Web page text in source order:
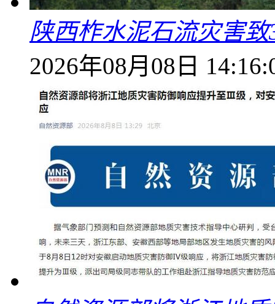
陕西柞水泥石流灾害
2026年08月08日